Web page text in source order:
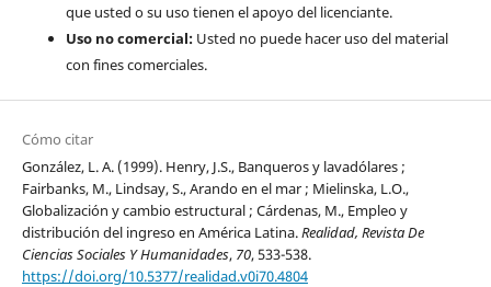
que usted o su uso tienen el apoyo del licenciante.
Uso no comercial:Usted no puede hacer uso del material
con fines comerciales.
Cómo citar
González, L. A. (1999). Henry, J.S., Banqueros y lavadólares ;
Fairbanks, M., Lindsay, S., Arando en el mar ; Mielinska, L.O.,
Globalización y cambio estructural ; Cárdenas, M., Empleo y
distribución del ingreso en América Latina.Realidad, Revista De
Ciencias Sociales Y Humanidades, 70, 533-538.
https://doi.org/10.5377/realidad.v0i70.4804